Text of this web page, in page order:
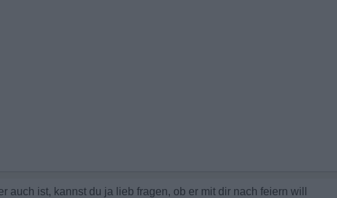
auch ist, kannst du ja lieb fragen, ob er mit dir nach feiern will